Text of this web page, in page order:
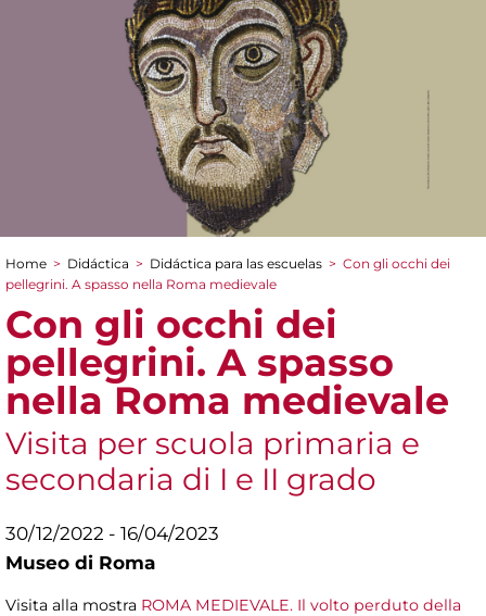
You are here
Home > Didáctica > Didáctica para las escuelas > Con gli occhi dei
pellegrini. A spasso nella Roma medievale
Con gli occhi dei
pellegrini. A spasso
nella Roma medievale
Visita per scuola primaria e
secondaria di I e II grado
30/12/2022 - 16/04/2023
Museo di Roma
Visita alla mostra ROMA MEDIEVALE. Il volto perduto della